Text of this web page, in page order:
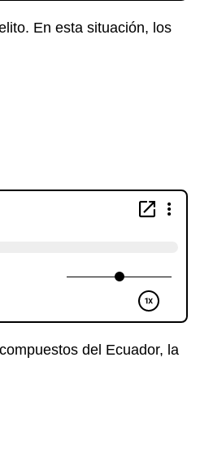
En esta situación, los
del Ecuador, la